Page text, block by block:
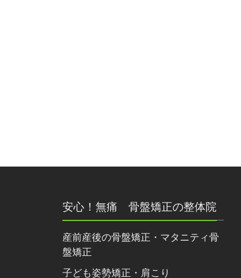
安心！無痛 骨盤矯正の整体院
産前産後の骨盤矯正・マタニティ骨
盤矯正
子ども姿勢矯正・肩こり